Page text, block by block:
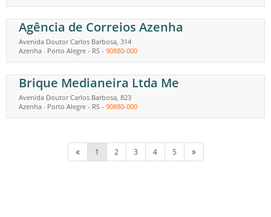
Agência de Correios Azenha
Avenida Doutor Carlos Barbosa, 314
Azenha - Porto Alegre - RS - 90880-000
Brique Medianeira Ltda Me
Avenida Doutor Carlos Barbosa, 823
Azenha - Porto Alegre - RS - 90880-000
1 2 3 4 5